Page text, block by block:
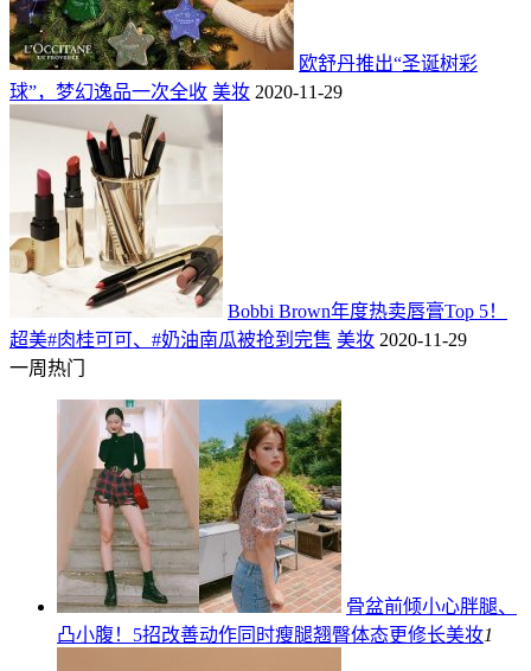
欧舒丹推出“圣诞树彩
球”，梦幻逸品一次全收 美妆 2020-11-29
Bobbi Brown年度热卖唇膏Top 5！
超美#肉桂可可、#奶油南瓜被抢到完售 美妆 2020-11-29
一周热门
骨盆前倾小心胖腿、
凸小腹！5招改善动作同时瘦腿翘臀体态更修长美妆1